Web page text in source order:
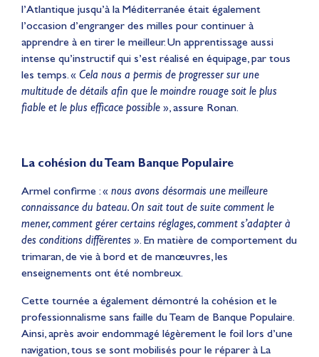
l’Atlantique jusqu’à la Méditerranée était également
l’occasion d’engranger des milles pour continuer à
apprendre à en tirer le meilleur. Un apprentissage aussi
intense qu’instructif qui s’est réalisé en équipage, par tous
les temps. « Cela nous a permis de progresser sur une
multitude de détails afin que le moindre rouage soit le plus
fiable et le plus efficace possible », assure Ronan.
La cohésion du Team Banque Populaire
Armel confirme : « nous avons désormais une meilleure
connaissance du bateau. On sait tout de suite comment le
mener, comment gérer certains réglages, comment s’adapter à
des conditions différentes ». En matière de comportement du
trimaran, de vie à bord et de manœuvres, les
enseignements ont été nombreux.
Cette tournée a également démontré la cohésion et le
professionnalisme sans faille du Team de Banque Populaire.
Ainsi, après avoir endommagé légèrement le foil lors d’une
navigation, tous se sont mobilisés pour le réparer à La